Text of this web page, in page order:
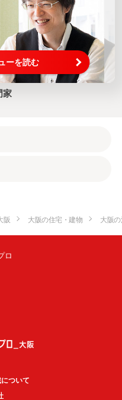
ーを読む
家
阪 大阪の住宅・建物 大阪
ロ
ついて